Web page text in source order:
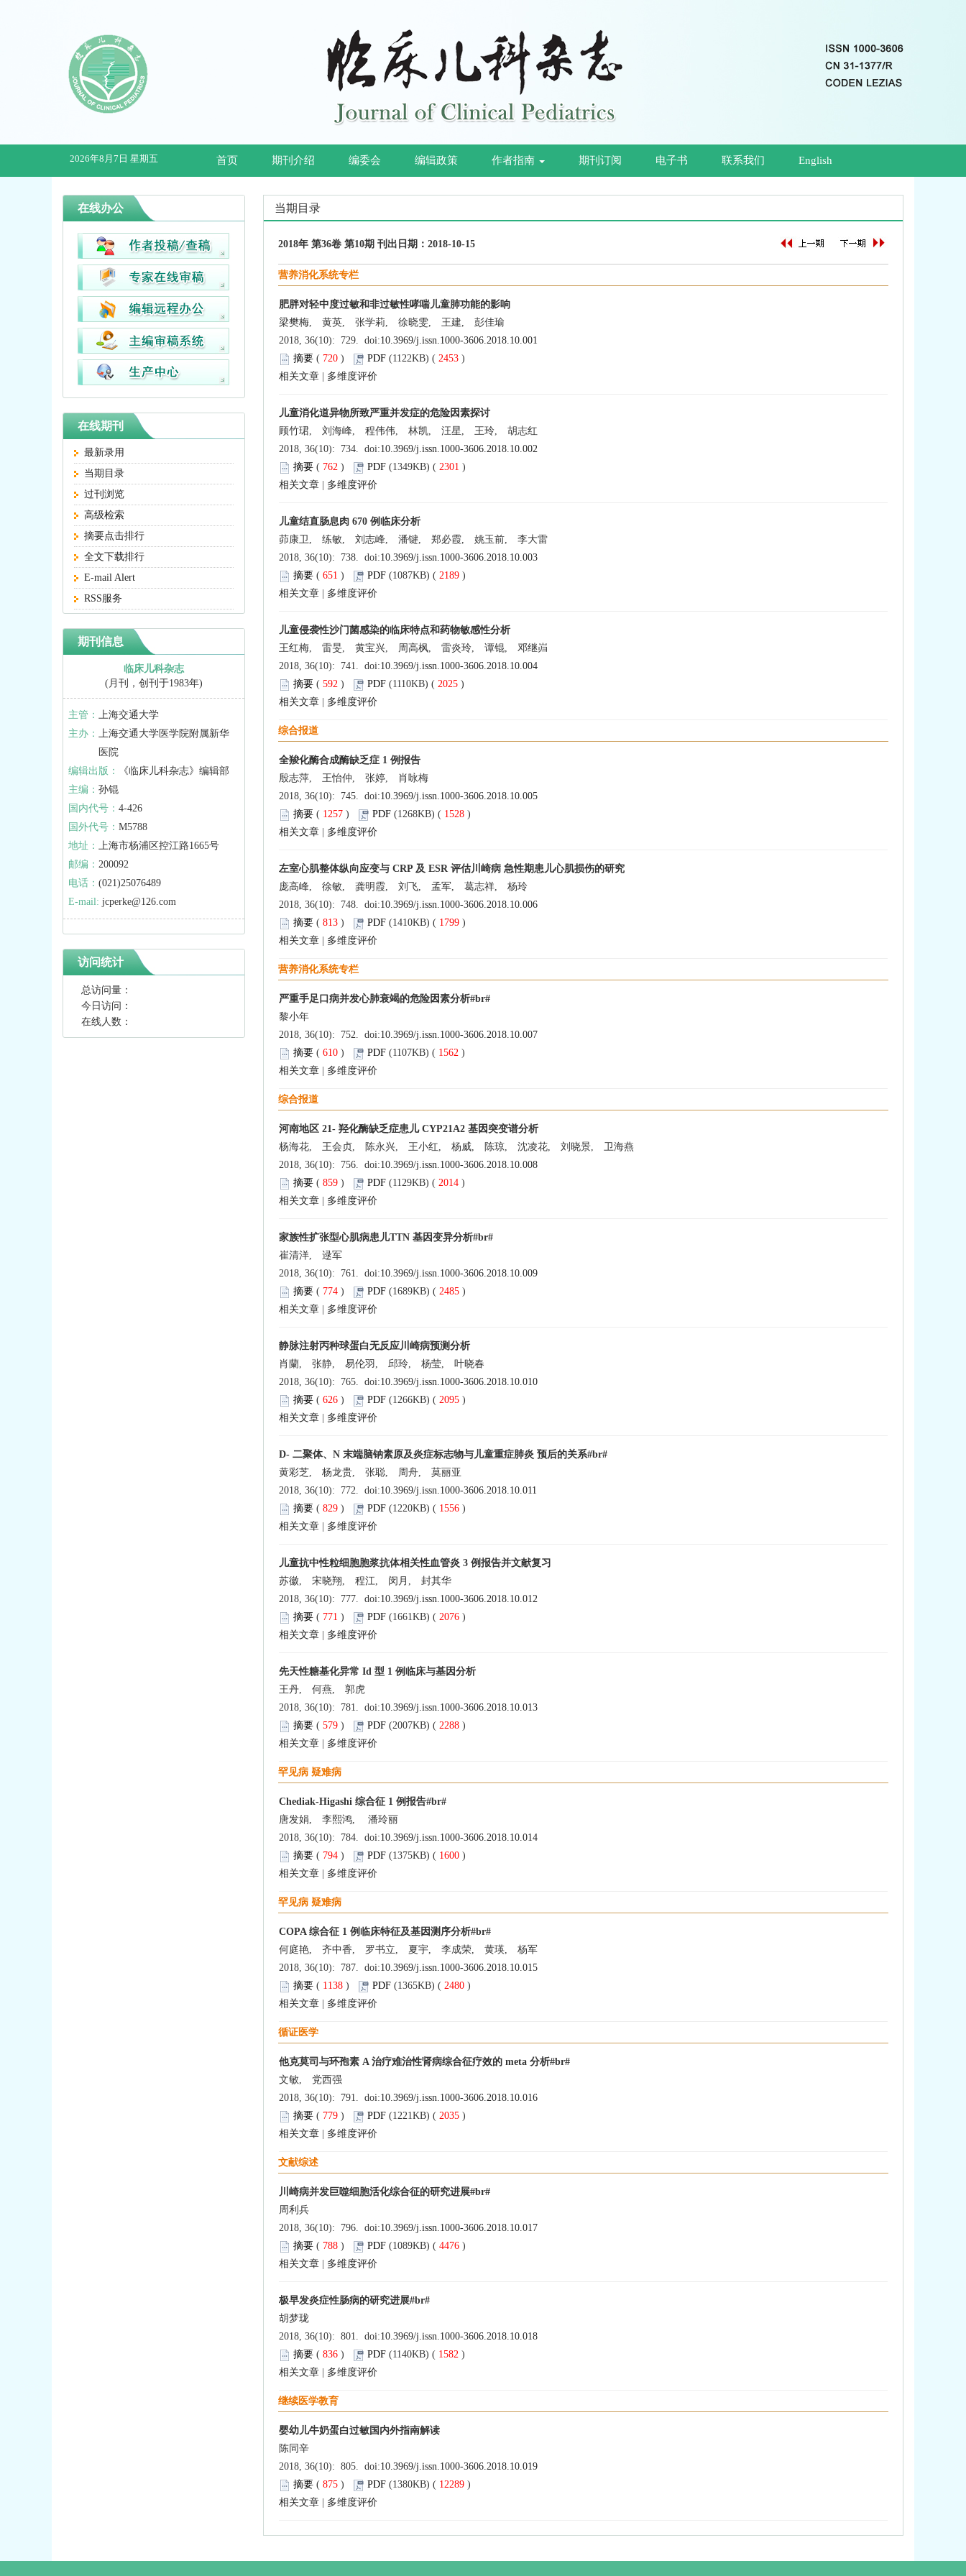
2026年8月7日 星期五 首页 期刊介绍 编委会 编辑政策 作者指南 期刊订阅 电子书 联系我们 English
在线办公
在线期刊
最新录用
当期目录
过刊浏览
高级检索
摘要点击排行
全文下载排行
E-mail Alert
RSS服务
期刊信息
临床儿科杂志
(月刊，创刊于1983年)
主管： 上海交通大学
主办： 上海交通大学医学院附属新华
医院
编辑出版：
《临床儿科杂志》编辑部
主编： 孙锟
国内代号： 4-426
国外代号： M5788
地址： 上海市杨浦区控江路1665号
邮编： 200092
电话： (021)25076489
E-mail: jcperke@126.com
访问统计
总访问量：
今日访问：
在线人数：
当期目录
2018年 第36卷 第10期 刊出日期：2018-10-15
营养消化系统专栏
肥胖对轻中度过敏和非过敏性哮喘儿童肺功能的影响
梁樊梅, 黄英, 张学莉, 徐晓雯, 王建, 彭佳瑜
2018, 36(10): 729. doi:10.3969/j.issn.1000-3606.2018.10.001
摘要 ( 720 ) PDF (1122KB) ( 2453)
相关文章
多维度评价
儿童消化道异物所致严重并发症的危险因素探讨
顾竹珺, 刘海峰, 程伟伟, 林凯, 汪星, 王玲, 胡志红
2018, 36(10): 734. doi:10.3969/j.issn.1000-3606.2018.10.002
摘要 ( 762 ) PDF (1349KB) ( 2301)
相关文章
多维度评价
儿童结直肠息肉 670 例临床分析
茆康卫, 练敏, 刘志峰, 潘键, 郑必霞, 姚玉前, 李大雷
2018, 36(10): 738. doi:10.3969/j.issn.1000-3606.2018.10.003
摘要 (651 ) PDF (1087KB) ( 2189)
相关文章
多维度评价
儿童侵袭性沙门菌感染的临床特点和药物敏感性分析
王红梅, 雷旻, 黄宝兴, 周高枫, 雷炎玲, 谭锟, 邓继岿
2018, 36(10): 741. doi:10.3969/j.issn.1000-3606.2018.10.004
摘要 (592 ) PDF (1110KB) ( 2025)
相关文章
多维度评价
综合报道
全羧化酶合成酶缺乏症 1 例报告
殷志萍, 王怡仲, 张婷, 肖咏梅
2018, 36(10): 745. doi:10.3969/j.issn.1000-3606.2018.10.005
摘要 ( 1257 ) PDF (1268KB) ( 1528)
相关文章
多维度评价
左室心肌整体纵向应变与 CRP 及 ESR 评估川崎病 急性期患儿心肌损伤的研究
庞高峰, 徐敏, 龚明霞, 刘飞, 孟军, 葛志祥, 杨玲
2018, 36(10): 748. doi:10.3969/j.issn.1000-3606.2018.10.006
摘要 (813 ) PDF (1410KB) ( 1799)
相关文章
多维度评价
营养消化系统专栏
严重手足口病并发心肺衰竭的危险因素分析#br#
黎小年
2018, 36(10): 752. doi:10.3969/j.issn.1000-3606.2018.10.007
摘要 (610 ) PDF (1107KB) ( 1562)
相关文章
多维度评价
综合报道
河南地区 21- 羟化酶缺乏症患儿 CYP21A2 基因突变谱分析
杨海花, 王会贞, 陈永兴, 王小红, 杨威, 陈琼, 沈凌花, 刘晓景, 卫海燕
2018, 36(10): 756. doi:10.3969/j.issn.1000-3606.2018.10.008
摘要 (859 ) PDF (1129KB) ( 2014)
相关文章
多维度评价
家族性扩张型心肌病患儿TTN 基因变异分析#br#
崔清洋, 逯军
2018, 36(10): 761. doi:10.3969/j.issn.1000-3606.2018.10.009
摘要 ( 774 ) PDF (1689KB) ( 2485)
相关文章
多维度评价
静脉注射丙种球蛋白无反应川崎病预测分析
肖蘭, 张静, 易伦羽, 邱玲, 杨莹, 叶晓春
2018, 36(10): 765. doi:10.3969/j.issn.1000-3606.2018.10.010
摘要 (626 ) PDF (1266KB) ( 2095)
相关文章
多维度评价
D- 二聚体、N 末端脑钠素原及炎症标志物与儿童重症肺炎 预后的关系#br#
黄彩芝, 杨龙贵, 张聪, 周舟, 莫丽亚
2018, 36(10): 772. doi:10.3969/j.issn.1000-3606.2018.10.011
摘要 (829 ) PDF (1220KB) ( 1556)
相关文章
多维度评价
儿童抗中性粒细胞胞浆抗体相关性血管炎 3 例报告并文献复习
苏徽, 宋晓翔, 程江, 闵月, 封其华
2018, 36(10): 777. doi:10.3969/j.issn.1000-3606.2018.10.012
摘要 ( 771 ) PDF (1661KB) ( 2076)
相关文章
多维度评价
先天性糖基化异常 Id 型 1 例临床与基因分析
王丹, 何燕, 郭虎
2018, 36(10): 781. doi:10.3969/j.issn.1000-3606.2018.10.013
摘要 (579 ) PDF (2007KB) ( 2288)
相关文章
多维度评价
罕见病 疑难病
Chediak-Higashi 综合征 1 例报告#br#
唐发娟, 李熙鸿, 潘玲丽
2018, 36(10): 784. doi:10.3969/j.issn.1000-3606.2018.10.014
摘要 ( 794 ) PDF (1375KB) ( 1600)
相关文章
多维度评价
罕见病 疑难病
COPA 综合征 1 例临床特征及基因测序分析#br#
何庭艳, 齐中香, 罗书立, 夏宇, 李成荣, 黄瑛, 杨军
2018, 36(10): 787. doi:10.3969/j.issn.1000-3606.2018.10.015
摘要 ( 1138 ) PDF (1365KB) ( 2480)
相关文章
多维度评价
循证医学
他克莫司与环孢素 A 治疗难治性肾病综合征疗效的 meta 分析#br#
文敏, 党西强
2018, 36(10): 791. doi:10.3969/j.issn.1000-3606.2018.10.016
摘要 ( 779 ) PDF (1221KB) ( 2035)
相关文章
多维度评价
文献综述
川崎病并发巨噬细胞活化综合征的研究进展#br#
周利兵
2018, 36(10): 796. doi:10.3969/j.issn.1000-3606.2018.10.017
摘要 ( 788 ) PDF (1089KB) ( 4476)
相关文章
多维度评价
极早发炎症性肠病的研究进展#br#
胡梦珑
2018, 36(10): 801. doi:10.3969/j.issn.1000-3606.2018.10.018
摘要 (836 ) PDF (1140KB) ( 1582)
相关文章
多维度评价
继续医学教育
婴幼儿牛奶蛋白过敏国内外指南解读
陈同辛
2018, 36(10): 805. doi:10.3969/j.issn.1000-3606.2018.10.019
摘要 (875 ) PDF (1380KB) ( 12289)
相关文章
多维度评价